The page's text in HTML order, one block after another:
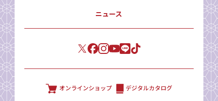
ニュース
オンラインショップ デジタルカタログ